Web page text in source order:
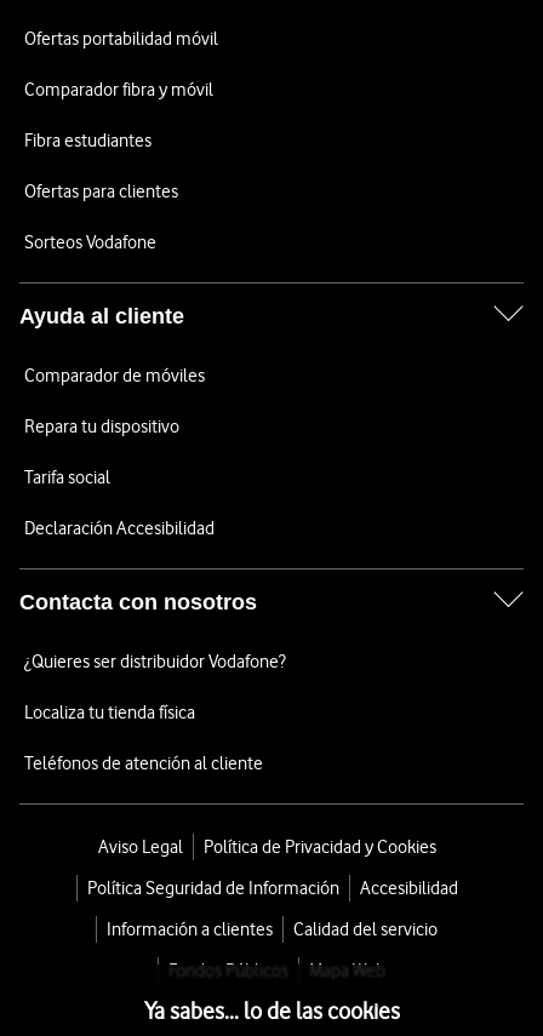
Ofertas portabilidad móvil
Comparador fibra y móvil
Fibra estudiantes
Ofertas para clientes
Sorteos Vodafone
Ayuda al cliente
Comparador de móviles
Repara tu dispositivo
Tarifa social
Declaración Accesibilidad
Contacta con nosotros
¿Quieres ser distribuidor Vodafone?
Localiza tu tienda física
Teléfonos de atención al cliente
Aviso Legal
Política de Privacidad y Cookies
Política Seguridad de Información
Accesibilidad
Información a clientes
Calidad del servicio
Fondos Públicos
Mapa Web
Ya sabes... lo de las cookies